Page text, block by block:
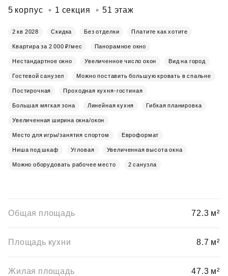
5 корпус 1 секция 51 этаж
2 кв 2028 Скидка Без отделки Платите как хотите
Квартира за 2 000 ₽/мес Панорамное окно
Нестандартное окно Увеличенное число окон Вид на город
Гостевой санузел Можно поставить большую кровать в спальне
Постирочная Проходная кухня-гостиная
Большая мягкая зона Линейная кухня Гибкая планировка
Увеличенная ширина окна/окон
Место для игры/занятия спортом Евроформат
Ниша под шкаф Угловая Увеличенная высота окна
Можно оборудовать рабочее место 2 санузла
Общая площадь 72.3 м²
Площадь кухни 8.7 м²
Жилая площадь 47.3 м²